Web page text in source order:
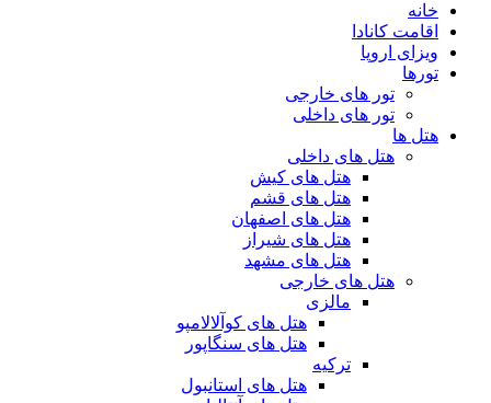
خانه
اقامت کانادا
ویزای اروپا
تورها
تور های خارجی
تور های داخلی
هتل ها
هتل های داخلی
هتل های کیش
هتل های قشم
هتل های اصفهان
هتل های شیراز
هتل های مشهد
هتل های خارجی
مالزی
هتل های کوآلالامپو
هتل های سنگاپور
ترکیه
هتل های استانبول